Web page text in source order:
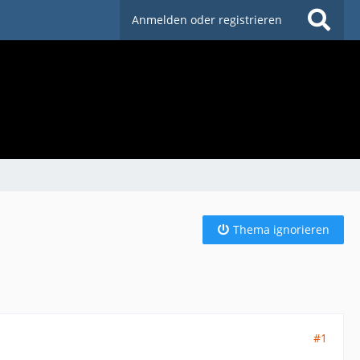
Anmelden oder registrieren
Thema ignorieren
#1